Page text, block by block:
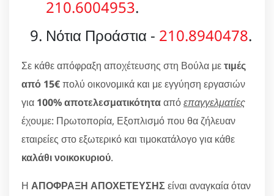
210.6004953.
Νότια Προάστια - 210.8940478.
Σε κάθε απόφραξη αποχέτευσης στη Βούλα μετιμές
από 15€πολύ οικονομικά και με εγγύηση εργασιών
για 100% αποτελεσματικότητααπόεπαγγελματίες
έχουμε: Πρωτοπορία, Εξοπλισμό που θα ζήλευαν
εταιρείες στο εξωτερικό και τιμοκατάλογο για κάθε
καλάθι νοικοκυριού.
Η ΑΠΟΦΡΑΞΗ ΑΠΟΧΕΤΕΥΣΗΣ είναι αναγκαία όταν